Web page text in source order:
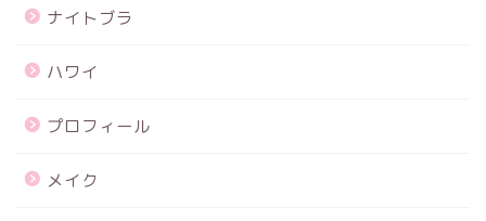
ナイトブラ
ハワイ
プロフィール
メイク